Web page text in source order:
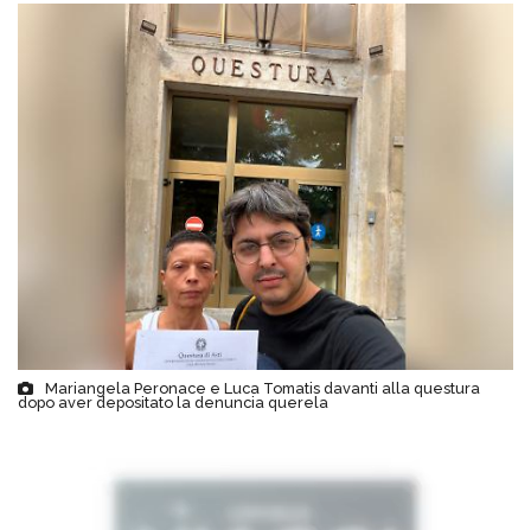
Mariangela Peronace e Luca Tomatis davanti alla questura
dopo aver depositato la denuncia querela